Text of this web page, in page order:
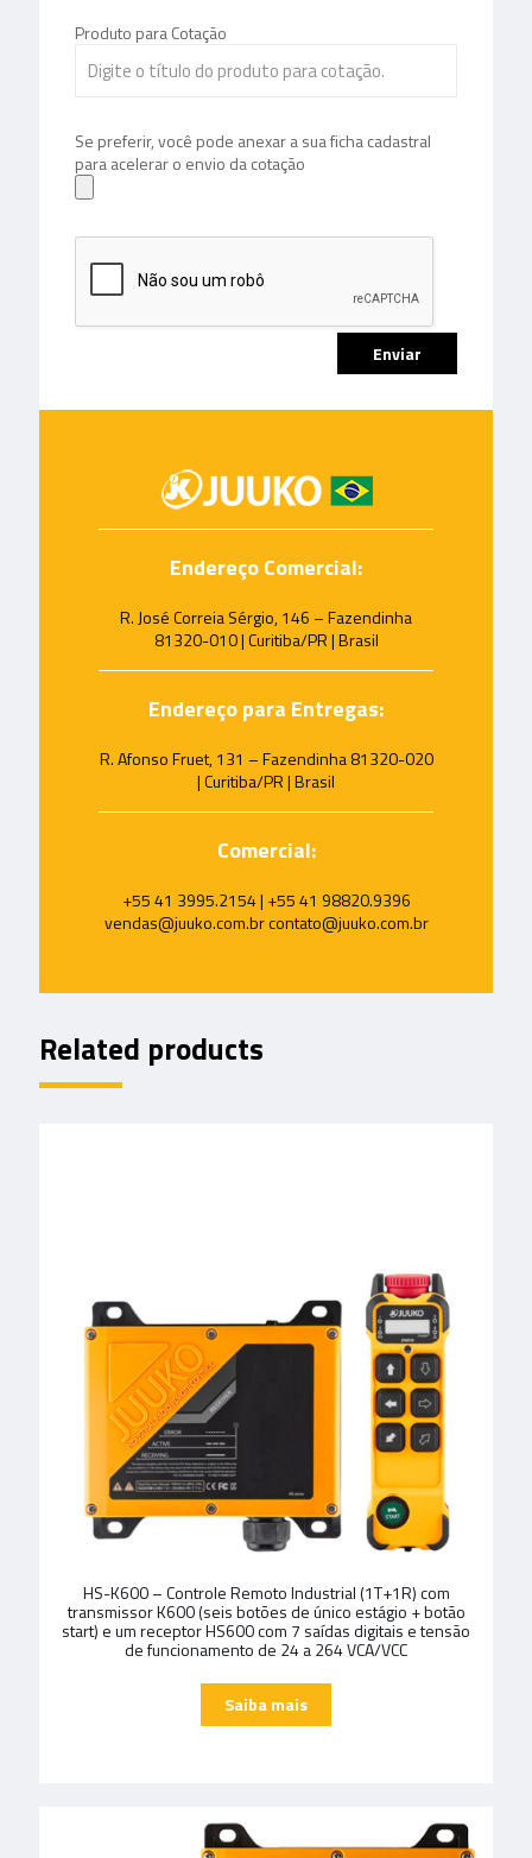
Produto para Cotação
Se preferir, você pode anexar a sua ficha cadastral
para acelerar o envio da cotação
Endereço Comercial:
R. José Correia Sérgio, 146 – Fazendinha
81320-010 | Curitiba/PR | Brasil
Endereço para Entregas:
R. Afonso Fruet, 131 – Fazendinha 81320-020
| Curitiba/PR | Brasil
Comercial:
+55 41 3995.2154 | +55 41 98820.9396
vendas@juuko.com.br contato@juuko.com.br
Related products
HS-K600 – Controle Remoto Industrial (1T+1R) com
transmissor K600 (seis botões de único estágio + botão
start) e um receptor HS600 com 7 saídas digitais e tensão
de funcionamento de 24 a 264 VCA/VCC